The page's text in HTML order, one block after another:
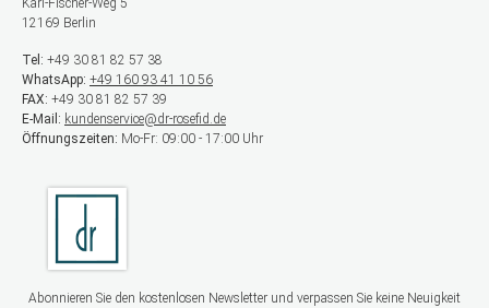
Karl-Fischer-Weg 5
12169 Berlin
Tel: +49 30 81 82 57 38
WhatsApp: +49 160 93 41 10 56
FAX: +49 30 81 82 57 39
E-Mail: kundenservice@dr-rosefid.de
Öffnungszeiten: Mo-Fr: 09:00 - 17:00 Uhr
Abonnieren Sie den kostenlosen Newsletter und verpassen Sie keine Neuigkeit